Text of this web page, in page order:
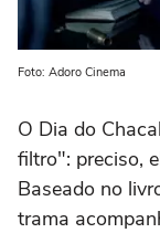
Foto: Adoro Cinema
O Dia do
filtro": preciso,
Baseado no
trama